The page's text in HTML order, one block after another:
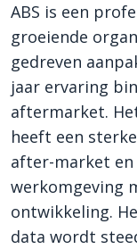
ABS is een
groeiende
gedreven
jaar ervaring
aftermarket.
heeft een
after-market en
werkomgeving
ontwikkeling.
data wordt